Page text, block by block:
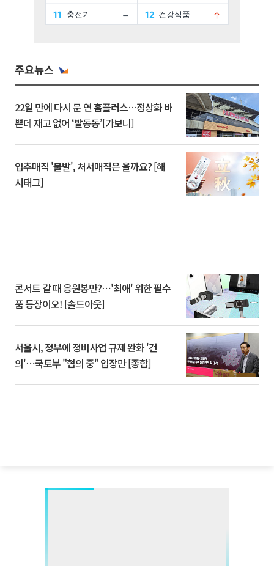
주요뉴스
22일 만에 다시 문 연 홈플러스…정상화 바
쁜데 재고 없어 ‘발동동’[가보니]
입추매직 '불발', 처서매직은 올까요? [해
시태그]
콘서트 갈 때 응원봉만?⋯'최애' 위한 필수
품 등장이오! [솔드아웃]
서울시, 정부에 정비사업 규제 완화 '건
의'⋯국토부 "협의 중" 입장만 [종합]